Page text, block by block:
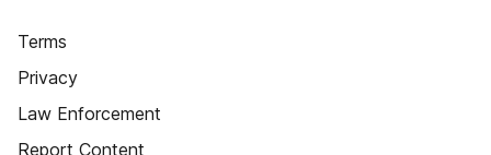
Terms
Privacy
Law Enforcement
Report Content